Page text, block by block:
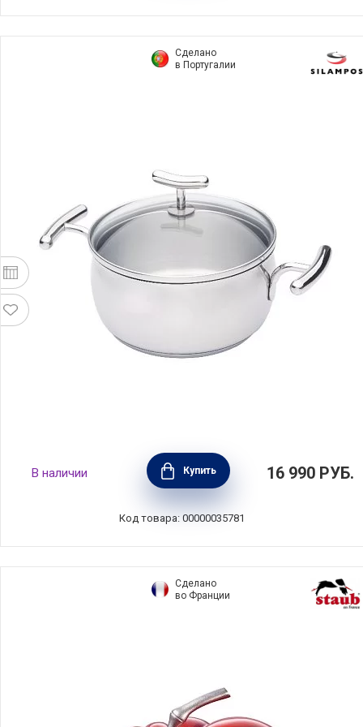
Сделано
в Португалии
Кастрюля YUMI GLASS 2,6 л, диаметр 20 см,
нержавеющая сталь, Silampos, Португалия,
636122VJ1020
В наличии Купить 16 990 РУБ.
Код товара: 00000035781
Сделано
во Франции